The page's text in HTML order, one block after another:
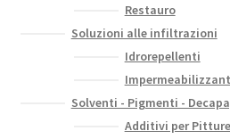
Restauro
Soluzioni alle infiltrazioni
Idrorepellenti
Solventi - Pigmenti -
Additivi per Pitture